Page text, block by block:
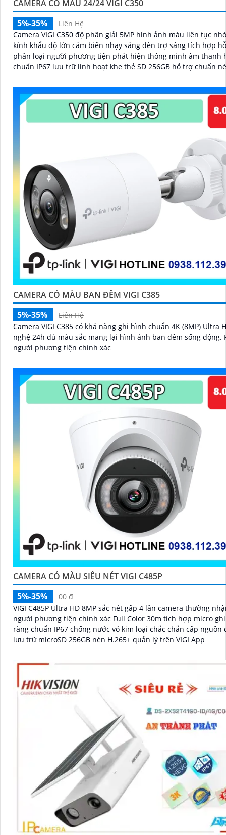
CAMERA CÓ MÀU 24/24 VIGI C350
5%-35%
Liên Hệ
Camera VIGI C350 độ phân giải 5MP hình ảnh màu liên tục
kính khẩu độ lớn cảm biến nhạy sáng đèn trợ sáng tích hợp
phân loại người phương tiện phát hiện thông minh âm thanh
chuẩn IP67 lưu trữ linh hoạt khe thẻ SD 256GB hỗ trợ chuẩn
CAMERA CÓ MÀU BAN ĐÊM VIGI C385
5%-35%
Liên Hệ
Camera VIGI C385 có khả năng ghi hình chuẩn 4K (8MP) Ultra HD.
nghệ 24h đủ màu sắc mang lại hình ảnh ban đêm sống động. Phân loại
người phương tiện chính xác
CAMERA CÓ MÀU SIÊU NÉT VIGI C485P
5%-35%
00 ₫
VIGI C485P Ultra HD 8MP sắc nét gấp 4 lần camera thường
người phương tiện chính xác Full Color 30m tích hợp micro
ràng chuẩn IP67 chống nước vỏ kim loại chắc chắn cấp nguồn
lưu trữ microSD 256GB nén H.265+ quản lý trên VIGI App